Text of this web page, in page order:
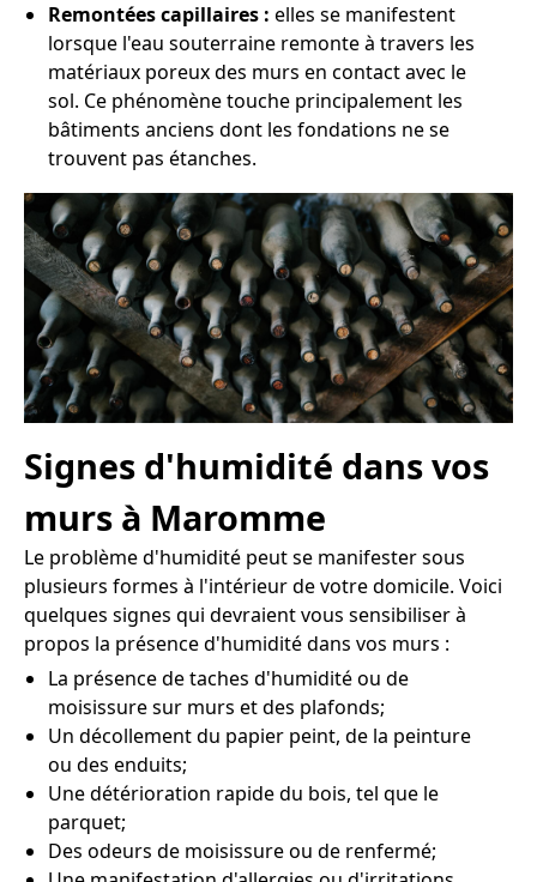
Remontées capillaires : elles se manifestent
lorsque l'eau souterraine remonte à travers les
matériaux poreux des murs en contact avec le
sol. Ce phénomène touche principalement les
bâtiments anciens dont les fondations ne se
trouvent pas étanches.
Signes d'humidité dans vos
murs à Maromme
Le problème d'humidité peut se manifester sous
plusieurs formes à l'intérieur de votre domicile. Voici
quelques signes qui devraient vous sensibiliser à
propos la présence d'humidité dans vos murs :
La présence de taches d'humidité ou de
moisissure sur murs et des plafonds;
Un décollement du papier peint, de la peinture
ou des enduits;
Une détérioration rapide du bois, tel que le
parquet;
Des odeurs de moisissure ou de renfermé;